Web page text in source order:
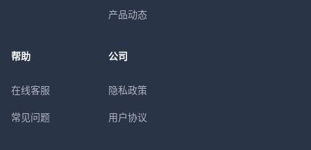
产品动态
帮助
在线客服
常见问题
公司
隐私政策
用户协议